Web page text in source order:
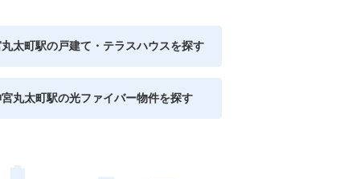
太町駅の戸建て・テラスハウスを探す
丸太町駅の光ファイバー物件を探す